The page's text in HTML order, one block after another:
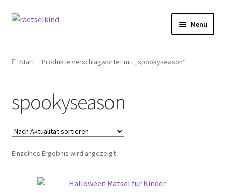
Zur
Zum
Menü
Cookie-Richtlinie (EU)
Datenschutzbelehrung
Echtheit von Bewertungen
Start Produkte verschlagwortet mit „spookyseason“
spookyseason
Einzelnes Ergebnis wird angezeigt